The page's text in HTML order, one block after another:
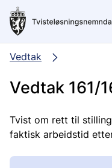
Hopp
hovedinnhold
Vedtak
Vedtak 161/
Tvist om rett til
faktisk arbeidstid